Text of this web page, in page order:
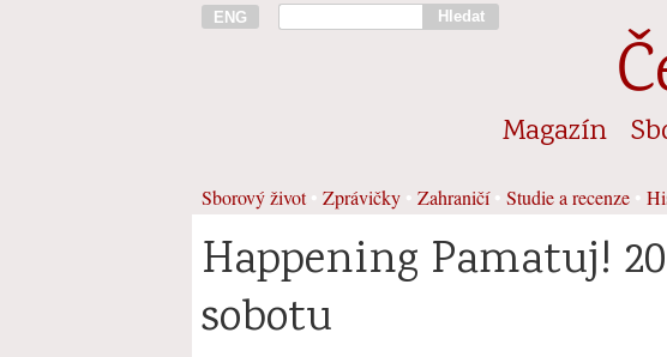
ENG Hledat
Magazín
Sborový život• Zprávičky Zahraničí• Studie a recenze
Happening Pamatuj!
sobotu